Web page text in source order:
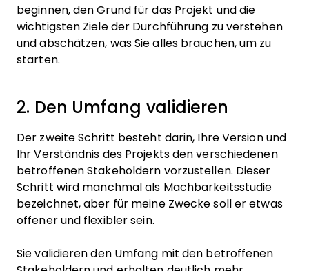
beginnen, den Grund für das Projekt und die
wichtigsten Ziele der Durchführung zu verstehen
und abschätzen, was Sie alles brauchen, um zu
starten.
2. Den Umfang validieren
Der zweite Schritt besteht darin, Ihre Version und
Ihr Verständnis des Projekts den verschiedenen
betroffenen Stakeholdern vorzustellen. Dieser
Schritt wird manchmal als Machbarkeitsstudie
bezeichnet, aber für meine Zwecke soll er etwas
offener und flexibler sein.
Sie validieren den Umfang mit den betroffenen